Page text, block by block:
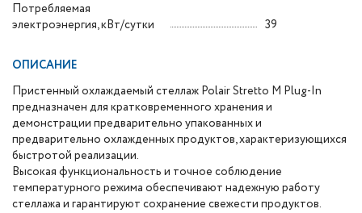
Потребляемая
электроэнергия, кВт/сутки
39
ОПИСАНИЕ
Пристенный охлаждаемый стеллаж Polair Stretto M Plug-In
предназначен для кратковременного хранения и
демонстрации предварительно упакованных и
предварительно охлажденных продуктов, характеризующихся
быстротой реализации.
Высокая функциональность и точное соблюдение
температурного режима обеспечивают надежную работу
стеллажа и гарантируют сохранение свежести продуктов.